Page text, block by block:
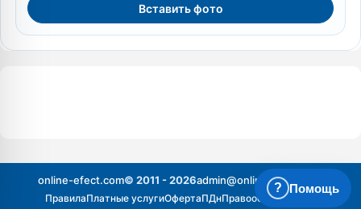
Вставить фото
online-efect.com© 2011 - 2026admin@online-efect.com
ПравилаПлатные услугиОфертаПДнПравообладателям
? Помощь